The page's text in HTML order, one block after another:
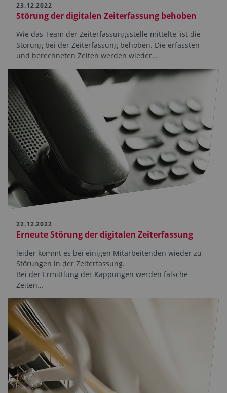
23.12.2022
Störung der digitalen Zeiterfassung behoben
Wie das Team der Zeiterfassungsstelle mittelte, ist die
Störung bei der Zeiterfassung behoben. Die erfassten
und berechneten Zeiten werden wieder…
22.12.2022
Erneute Störung der digitalen Zeiterfassung
leider kommt es bei einigen Mitarbeitenden wieder zu
Störungen in der Zeiterfassung.
Bei der Ermittlung der Kappungen werden falsche
Zeiten…